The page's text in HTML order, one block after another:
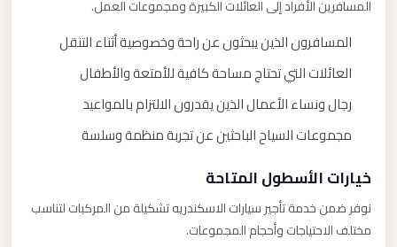
المسافرين الأفراد إلى العائلات الكبيرة ومجموعات العمل.
المسافرون الذين يبحثون عن راحة وخصوصية أثناء التنقل
العائلات التي تحتاج مساحة كافية للأمتعة والأطفال
رجال ونساء الأعمال الذين يقدرون الالتزام بالمواعيد
مجموعات السياح الباحثين عن تجربة منظمة وسلسة
خيارات الأسطول المتاحة
نوفر ضمن خدمة تأجير سيارات الاسكندريه تشكيلة من المركبات لتناسب
مختلف الاحتياجات وأحجام المجموعات.